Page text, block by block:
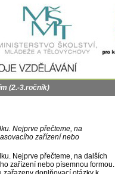
(2.-3.ročník)
Nejprve přečteme, na
zařízení nebo
Nejprve přečteme, na dalších
zařízení nebo písemnou formou.